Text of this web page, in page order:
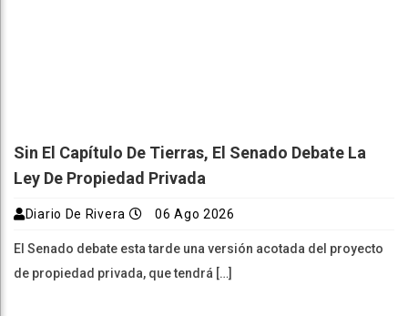
Sin El Capítulo De Tierras, El Senado Debate La
Ley De Propiedad Privada
Diario De Rivera 06 Ago 2026
El Senado debate esta tarde una versión acotada del proyecto
de propiedad privada, que tendrá […]